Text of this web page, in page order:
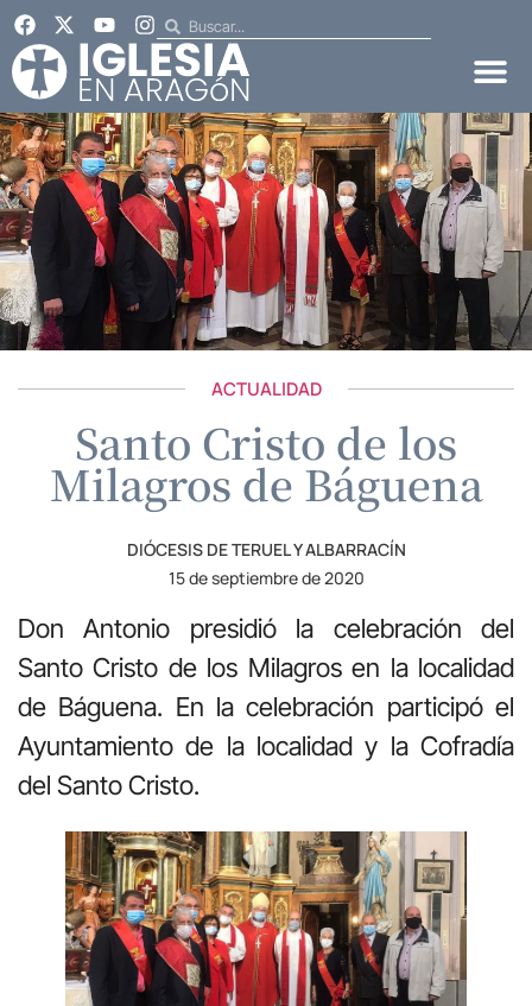
ACTUALIDAD
Santo Cristo de los
Milagros de Báguena
DIÓCESIS DE TERUEL Y ALBARRACÍN
15 de septiembre de 2020
Don Antonio presidió la celebración del
Santo Cristo de los Milagros en la localidad
de Báguena. En la celebración participó el
Ayuntamiento de la localidad y la Cofradía
del Santo Cristo.